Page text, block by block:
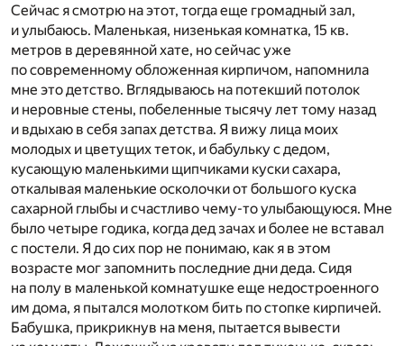
Сейчас я смотрю на этот, тогда еще громадный зал,
и улыбаюсь. Маленькая, низенькая комнатка, 15 кв.
метров в деревянной хате, но сейчас уже
по современному обложенная кирпичом, напомнила
мне это детство. Вглядываюсь на потекший потолок
и неровные стены, побеленные тысячу лет тому назад
и вдыхаю в себя запах детства. Я вижу лица моих
молодых и цветущих теток, и бабульку с дедом,
кусающую маленькими щипчиками куски сахара,
откалывая маленькие осколочки от большого куска
сахарной глыбы и счастливо чему-то улыбающуюся. Мне
было четыре годика, когда дед зачах и более не вставал
с постели. Я до сих пор не понимаю, как я в этом
возрасте мог запомнить последние дни деда. Сидя
на полу в маленькой комнатушке еще недостроенного
им дома, я пытался молотком бить по стопке кирпичей.
Бабушка, прикрикнув на меня, пытается вывести